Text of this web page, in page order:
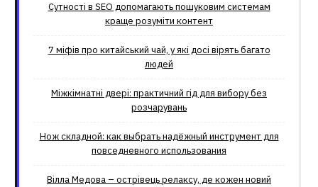
Сутності в SEO допомагають пошуковим системам
краще розуміти контент
7 міфів про китайський чай, у які досі вірять багато
людей
Міжкімнатні двері: практичний гід для вибору без
розчарувань
Нож складной: как выбрать надёжный инструмент для
повседневного использования
Вілла Медова – острівець релаксу, де кожен новий